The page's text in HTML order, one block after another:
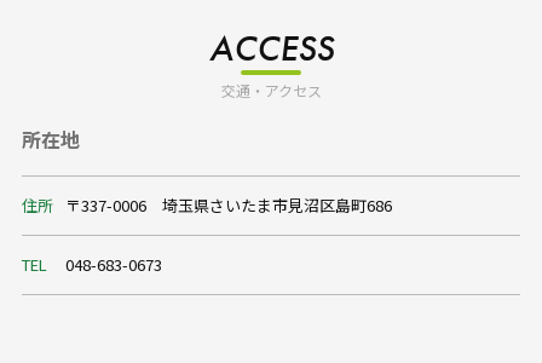
ACCESS
交通・アクセス
所在地
住所 〒337-0006 埼玉県さいたま市見沼区島町686
TEL 048-683-0673